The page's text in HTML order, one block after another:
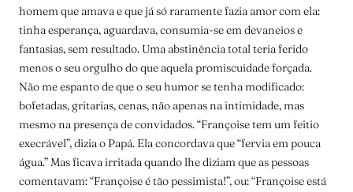
homem que amava e que já só raramente fazia amor com ela:
tinha esperança, aguardava, consumia-se em devaneios e
fantasias, sem resultado. Uma abstinência total teria ferido
menos o seu orgulho do que aquela promiscuidade forçada.
Não me espanto de que o seu humor se tenha modificado:
bofetadas, gritarias, cenas, não apenas na intimidade, mas
mesmo na presença de convidados. “Françoise tem um feitio
execrável”, dizia o Papá. Ela concordava que “fervia em pouca
água.” Mas ficava irritada quando lhe diziam que as pessoas
comentavam: “Françoise é tão pessimista!”, ou: “Françoise está